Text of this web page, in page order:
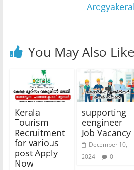
You May Also Like
Kerala
Tourism
Recruitment
for various
post Apply
Now
supporting
eengineer
Job Vacancy
December 10,
2024
0